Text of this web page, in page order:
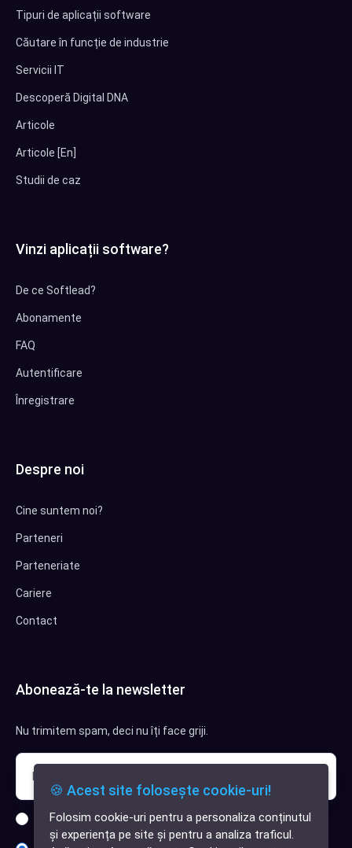
✕
Cauți o aplicație
Tipuri de aplicații software
Căutare în funcție de industrie
Servicii IT
Descoperă Digital DNA
Articole
Articole [En]
Studii de caz
Vinzi aplicații software?
De ce Softlead?
Abonamente
FAQ
Autentificare
Înregistrare
Despre noi
Cine suntem noi?
Parteneri
Parteneriate
Cariere
Contact
Abonează-te la newsletter
Nu trimitem spam, deci nu îți face griji.
Sunt interesat de clienți pentru compania mea IT
🍪 Acest site folosește cookie-uri!
Folosim cookie-uri pentru a personaliza conținutul
și experiența pe site și pentru a analiza traficul.